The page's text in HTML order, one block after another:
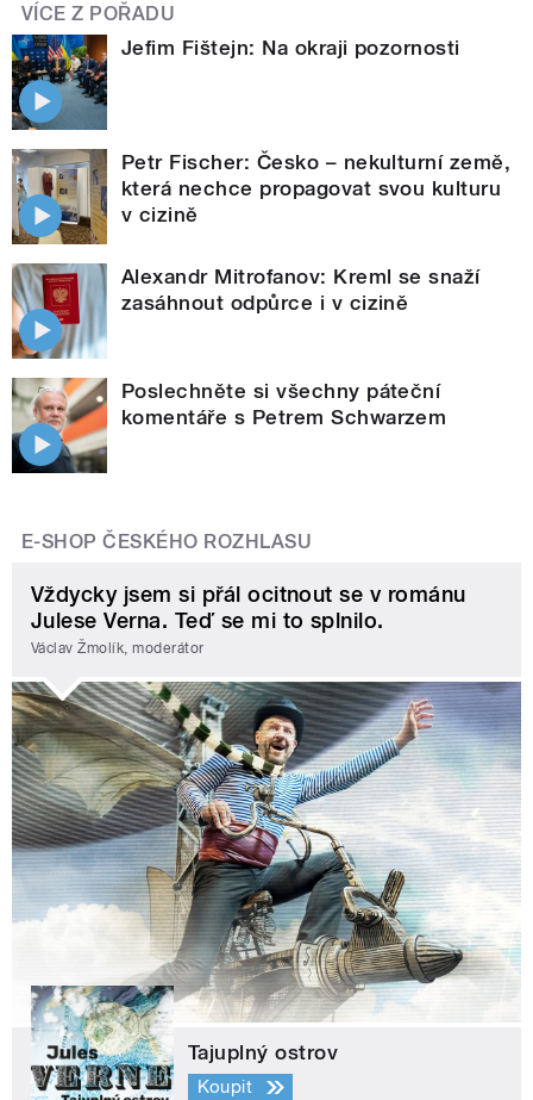
VÍCE Z POŘADU
Jefim Fištejn: Na okraji pozornosti
Petr Fischer: Česko – nekulturní země,
která nechce propagovat svou kulturu
v cizině
Alexandr Mitrofanov: Kreml se snaží
zasáhnout odpůrce i v cizině
Poslechněte si všechny páteční
komentáře s Petrem Schwarzem
E-SHOP ČESKÉHO ROZHLASU
Vždycky jsem si přál ocitnout se v románu
Julese Verna. Teď se mi to splnilo.
Václav Žmolík, moderátor
Tajuplný ostrov
Koupit